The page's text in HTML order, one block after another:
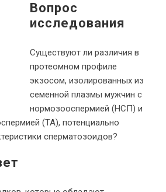
Вопрос
исследования
Существуют ли различия в
протеомном профиле
экзосом, изолированных из
семенной плазмы мужчин с
нормозооспермией (НСП) и
(ТА), потенциально
сперматозоидов?